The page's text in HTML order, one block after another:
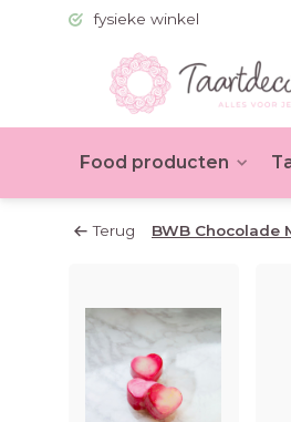
fysieke winkel
Food producten
Terug BWB Chocolade